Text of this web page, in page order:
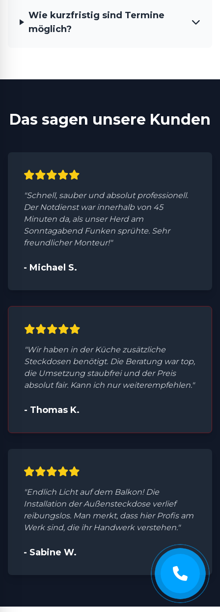
Wie kurzfristig sind Termine
möglich?
Das sagen unsere Kunden
"Schnell, sauber und absolut professionell.
Der Notdienst war innerhalb von 45
Minuten da, als unser Herd am
Sonntagabend Funken sprühte. Sehr
freundlicher Monteur!"
- Michael S.
"Wir haben in der Küche zusätzliche
Steckdosen benötigt. Die Beratung war top,
die Umsetzung staubfrei und der Preis
absolut fair. Kann ich nur weiterempfehlen."
- Thomas K.
"Endlich Licht auf dem Balkon! Die
Installation der Außensteckdose verlief
reibungslos. Man merkt, dass hier Profis am
Werk sind, die ihr Handwerk verstehen."
- Sabine W.